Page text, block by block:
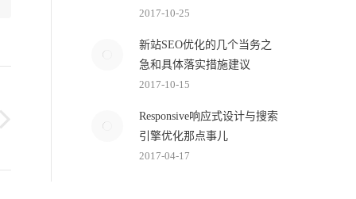
2017-10-25
新站SEO优化的几个当务之
急和具体落实措施建议
2017-10-15
Responsive响应式设计与搜索
引擎优化那点事儿
2017-04-17